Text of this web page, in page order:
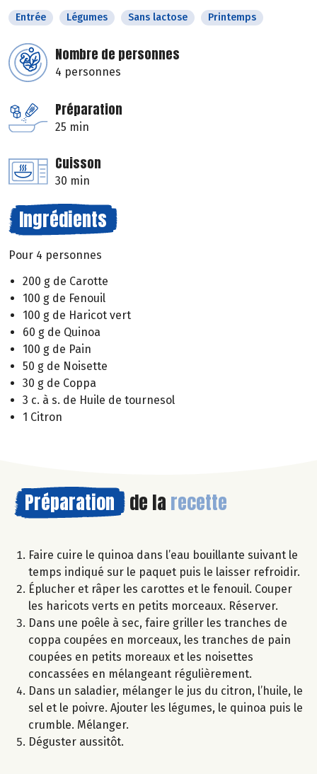
Entrée Légumes Sans lactose Printemps
Nombre de personnes
4 personnes
Préparation
25 min
Cuisson
30 min
Ingrédients
Pour 4 personnes
200 g de Carotte
100 g de Fenouil
100 g de Haricot vert
60 g de Quinoa
100 g de Pain
50 g de Noisette
30 g de Coppa
3 c. à s. de Huile de tournesol
1 Citron
Préparation de la recette
Faire cuire le quinoa dans l’eau bouillante suivant le
temps indiqué sur le paquet puis le laisser refroidir.
Éplucher et râper les carottes et le fenouil. Couper
les haricots verts en petits morceaux. Réserver.
Dans une poêle à sec, faire griller les tranches de
coppa coupées en morceaux, les tranches de pain
coupées en petits moreaux et les noisettes
concassées en mélangeant régulièrement.
Dans un saladier, mélanger le jus du citron, l’huile, le
sel et le poivre. Ajouter les légumes, le quinoa puis le
crumble. Mélanger.
Déguster aussitôt.